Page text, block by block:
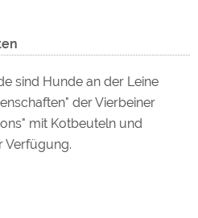
sind Hunde an der Leine
der Vierbeiner
mit Kotbeuteln und
Verfügung.